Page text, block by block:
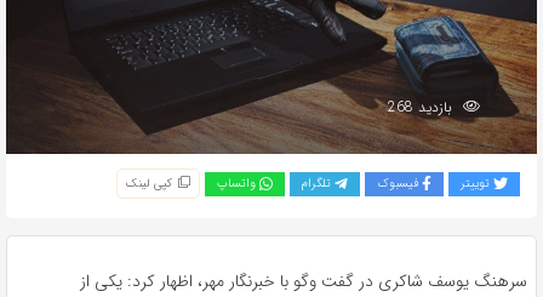
بازدید 268
توییتر فیسبوک تلگرام واتساپ کپی لینک
سرهنگ یوسف شاکری در گفت وگو با خبرنگار مهر، اظهار کرد: یکی از